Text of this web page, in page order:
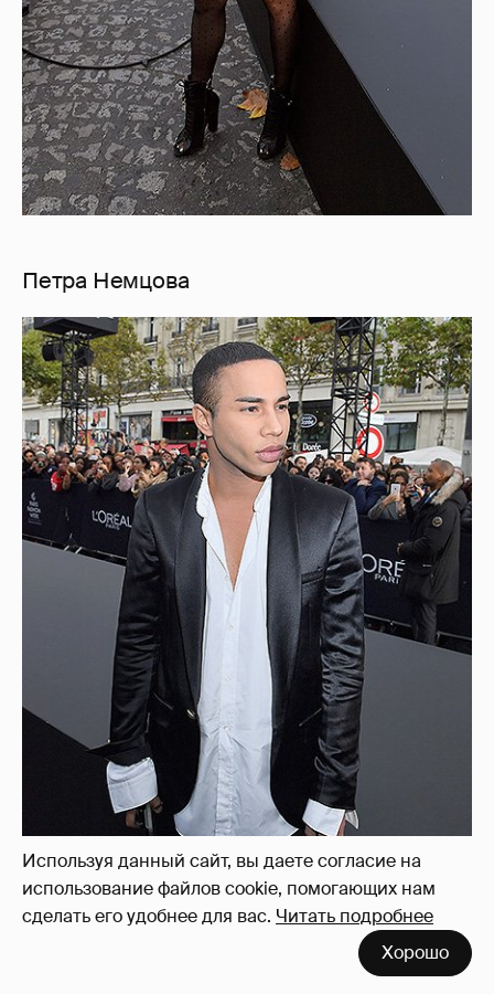
Используя данный сайт, вы даете согласие на
использование файлов cookie, помогающих нам
сделать его удобнее для вас. Читать подробнее
Хорошо
Петра Немцова